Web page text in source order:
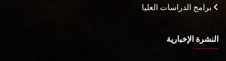
برامج الدراسات العليا
النشرة الإخبارية